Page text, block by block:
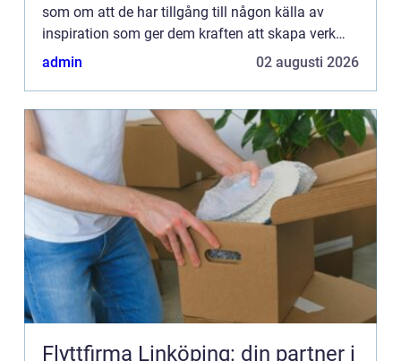
som om att de har tillgång till någon källa av
inspiration som ger dem kraften att skapa verk
bortom det va...
admin 02 augusti 2026
Flyttfirma Linköping: din partner i